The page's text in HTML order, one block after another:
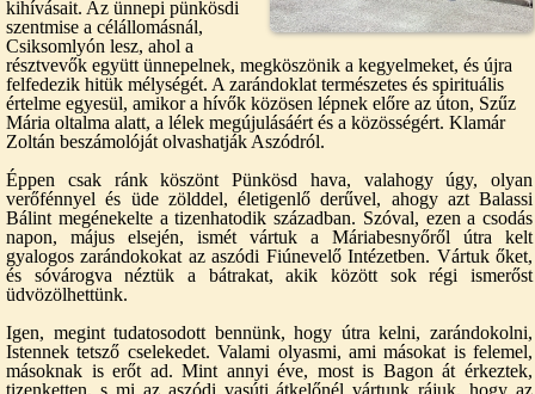
kihívásait. Az ünnepi pünkösdi
szentmise a célállomásnál,
Csiksomlyón lesz, ahol a
résztvevők együtt ünnepelnek, megköszönik a kegyelmeket, és újra
felfedezik hitük mélységét. A zarándoklat természetes és spirituális
értelme egyesül, amikor a hívők közösen lépnek előre az úton, Szűz
Mária oltalma alatt, a lélek megújulásáért és a közösségért. Klamár
Zoltán beszámolóját olvashatják Aszódról.
Éppen csak ránk köszönt Pünkösd hava, valahogy úgy, olyan
verőfénnyel és üde zölddel, életigenlő derűvel, ahogy azt Balassi
Bálint megénekelte a tizenhatodik században. Szóval, ezen a csodás
napon, május elsején, ismét vártuk a Máriabesnyőről útra kelt
gyalogos zarándokokat az aszódi Fiúnevelő Intézetben. Vártuk őket,
és sóvárogva néztük a bátrakat, akik között sok régi ismerőst
üdvözölhettünk.
Igen, megint tudatosodott bennünk, hogy útra kelni, zarándokolni,
Istennek tetsző cselekedet. Valami olyasmi, ami másokat is felemel,
másoknak is erőt ad. Mint annyi éve, most is Bagon át érkeztek,
tizenketten, s mi az aszódi vasúti átkelőnél vártunk rájuk, hogy az